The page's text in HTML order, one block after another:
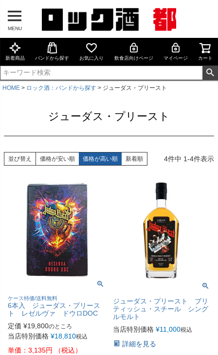
MENU
新着商品 バンドから探す お気に入り 飲食店向けページ マイページ カート
HOME ロック酒：バンドから探す ジューダス・プリースト
ジューダス・プリースト
並び替え 価格が安い順 価格が高い順 新着順 4件中 1-4件表示
ケース特価/送料無料
6本入 ジューダス・プリース
ト レゼルヴァ ドウロDOC
定価 ¥19,800のところ
当店特別価格 ¥18,810税込
単価：3,135円 （税込）
ジューダス・プリースト ブリ
ティッシュ・スチール シング
ルモルト
当店特別価格 ¥11,000税込
詳細を見る